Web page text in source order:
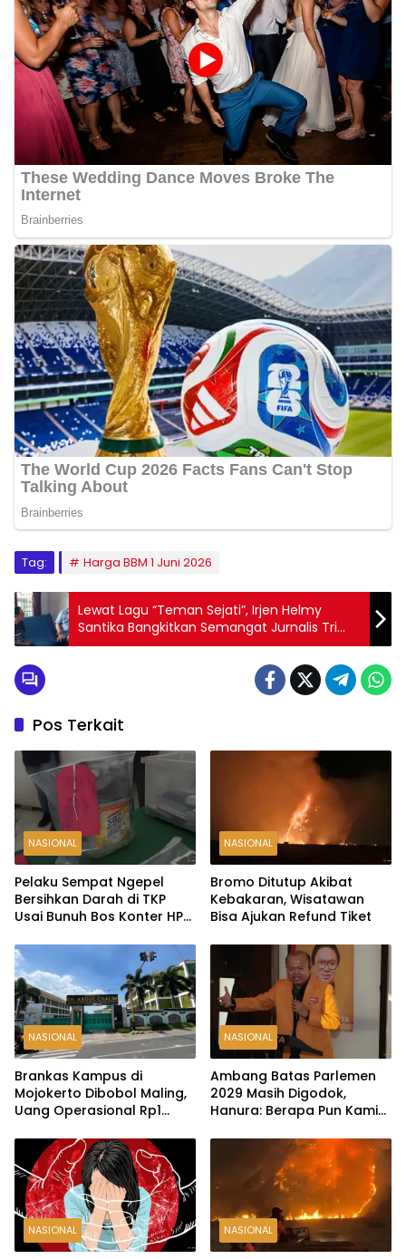
Tag: Harga BBM 1 Juni 2026
Lewat Lagu “Teman Sejati”, Irjen Helmy
Santika Bangkitkan Semangat Jurnalis Tri
Purna Jaya untuk Pulih
Pos Terkait
NASIONAL
Pelaku Sempat Ngepel
Bersihkan Darah di TKP
Usai Bunuh Bos Konter HP
NASIONAL
Bromo Ditutup Akibat
Kebakaran, Wisatawan
Bisa Ajukan Refund Tiket
NASIONAL
Brankas Kampus di
Mojokerto Dibobol Maling,
Uang Operasional Rp1
NASIONAL
Ambang Batas Parlemen
2029 Masih Digodok,
Hanura: Berapa Pun Kami
NASIONAL NASIONAL